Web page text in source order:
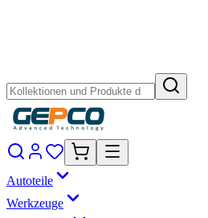
Autoteile
Werkzeuge